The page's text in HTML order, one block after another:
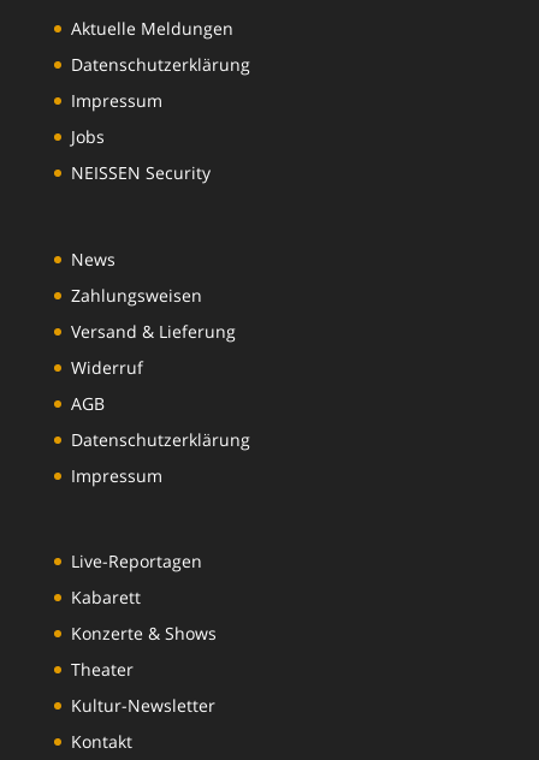
Aktuelle Meldungen
Datenschutzerklärung
Impressum
Jobs
NEISSEN Security
News
Zahlungsweisen
Versand & Lieferung
Widerruf
AGB
Datenschutzerklärung
Impressum
Live-Reportagen
Kabarett
Konzerte & Shows
Theater
Kultur-Newsletter
Kontakt